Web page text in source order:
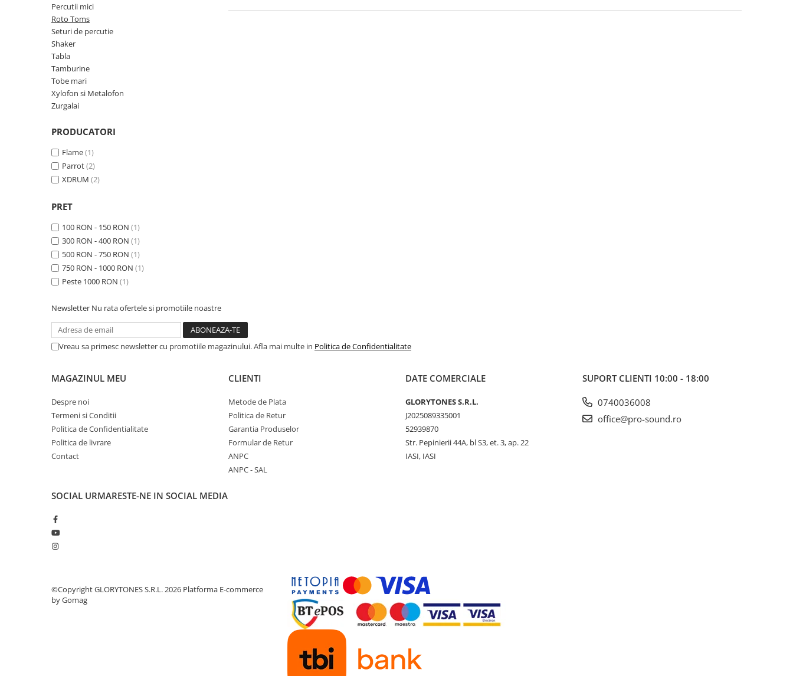
Microfoane de instrumente
Microfoane de masurare si
Microfoane de studio
Microfoane de Suprafata
Microfoane de voce si live
Microfoane lavaliera si headset
Microfoane podcast, USB, iOS /
Microfoane pt Camere Video
Microfoane pt instalatii si
Microfoane Ribbon
Microfoane Suspendabile
Microfoane wireless si sisteme
Stative de microfon
Studio si inregistrari
Accesorii de microfoane
Accesorii echipamente de studio
Clape MIDI
Controllere MIDI - USB DAW
Controllere monitoare de studio
Interfete audio
Interfete MIDI si Cabluri Midi-USB
Microfoane de studio
Monitoare de studio
Preamplificatoare
Rack studio
Recordere portabile
Sintetizatoare
Standuri si stative de monitoare
Lumini si efecte
Percutii mici
Roto Toms
Seturi de percutie
Shaker
Tabla
Tamburine
Tobe mari
Xylofon si Metalofon
Zurgalai
PRODUCATORI
Flame(1)
Parrot(2)
XDRUM (2)
PRET
100 RON - 150 RON (1)
300 RON - 400 RON (1)
500 RON - 750 RON (1)
750 RON - 1000 RON (1)
Peste 1000 RON (1)
Newsletter Nu rata ofertele si promotiile noastre
Vreau sa primesc newsletter cu promotiile magazinului. Afla mai multe in Politica de Confidentialitate
MAGAZINUL MEU
Despre noi
Termeni si Conditii
Politica de Confidentialitate
Politica de livrare
Contact
CLIENTI
Metode de Plata
Politica de Retur
Garantia Produselor
Formular de Retur
ANPC
ANPC - SAL
DATE COMERCIALE
GLORYTONES S.R.L.
J2025089335001
52939870
Str. Pepinierii 44A, bl S3, et. 3, ap. 22
IASI, IASI
SUPORT CLIENTI 10:00 - 18:00
0740036008
office@pro-sound.ro
SOCIAL URMARESTE-NE IN SOCIAL MEDIA
©Copyright GLORYTONES S.R.L. 2026 Platforma E-commerce
by Gomag